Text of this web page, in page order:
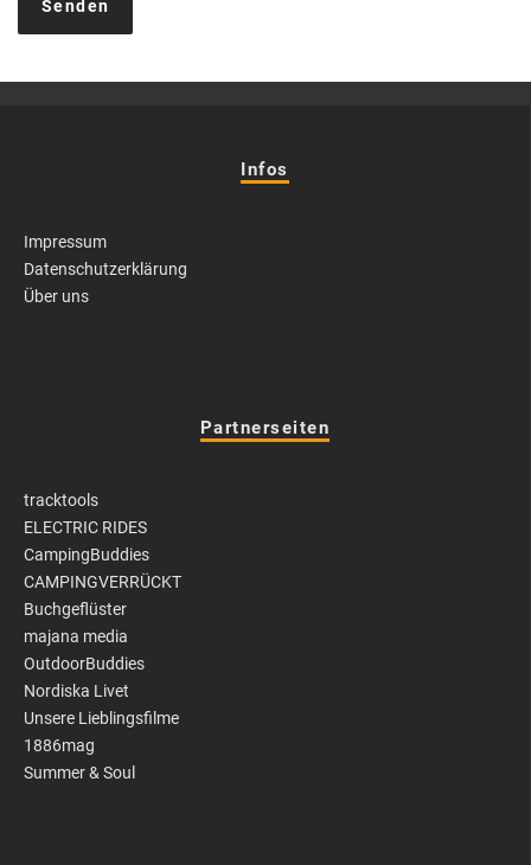
Infos
Impressum
Datenschutzerklärung
Über uns
Partnerseiten
tracktools
ELECTRIC RIDES
CampingBuddies
CAMPINGVERRÜCKT
Buchgeflüster
majana media
OutdoorBuddies
Nordiska Livet
Unsere Lieblingsfilme
1886mag
Summer & Soul